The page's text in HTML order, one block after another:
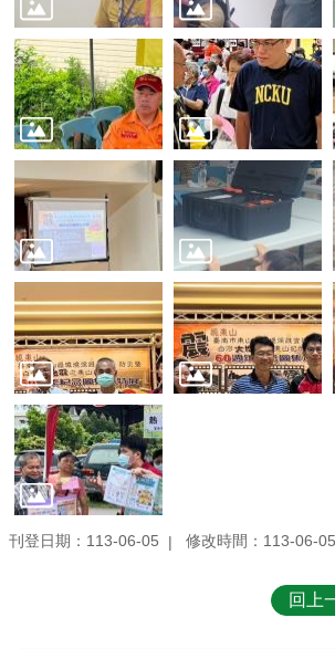
刊登日期：113-06-05 修改時間：113-06-05
回上